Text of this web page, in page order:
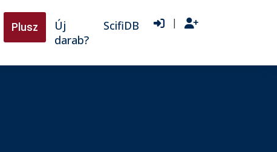
Plusz
Új
darab?
ScifiDB |